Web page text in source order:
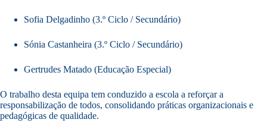
Sofia Delgadinho (3.º Ciclo / Secundário)
Sónia Castanheira (3.º Ciclo / Secundário)
Gertrudes Matado (Educação Especial)
O trabalho desta equipa tem conduzido a escola a reforçar a
responsabilização de todos, consolidando práticas organizacionais e
pedagógicas de qualidade.